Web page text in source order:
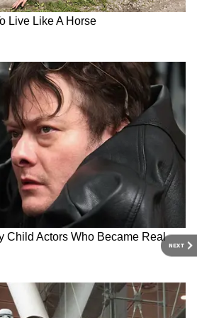
NEXT
पीले पड़ रहे हैं तो समझ जाना
पीली पड़ जाती हैं। ऐसे में इसमें
को रोका जा सकता है।
लिए सही मिट्टी का होना बहुत
और अच्छी जल निकासी
इस मिट्टी में 30 फीसदी सामान्य
और 30 फीसदी कंपोजिट
गोबर की खाद या तरल
डाले।